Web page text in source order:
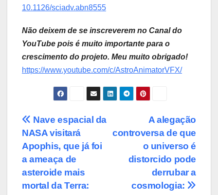
10.1126/sciadv.abn8555
Não deixem de se inscreverem no Canal do
YouTube pois é muito importante para o
crescimento do projeto. Meu muito obrigado!
https://www.youtube.com/c/AstroAnimatorVFX/
Post
navigation
A alegação
controversa de que
o universo é
distorcido pode
derrubar a
cosmologia:
Nave espacial da
NASA visitará
Apophis, que já foi
a ameaça de
asteroide mais
mortal da Terra: